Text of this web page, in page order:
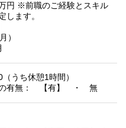
円 ※前職のご経験とスキル
します。
）
うち休憩1時間）
の有無： 【有】 ・ 無